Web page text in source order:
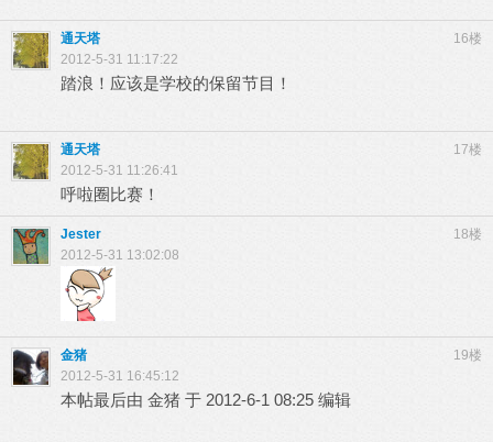
16楼
通天塔
2012-5-31 11:17:22
踏浪！应该是学校的保留节目！
17楼
通天塔
2012-5-31 11:26:41
呼啦圈比赛！
18楼
Jester
2012-5-31 13:02:08
19楼
金猪
2012-5-31 16:45:12
本帖最后由 金猪 于 2012-6-1 08:25 编辑